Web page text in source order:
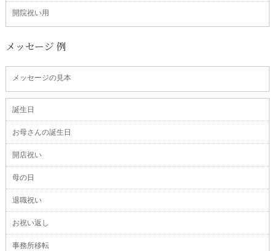
開院祝い用
メッセージ 例
メッセージの見本
誕生日
お母さんの誕生日
開店祝い
母の日
退職祝い
お祝い返し
事務所移転